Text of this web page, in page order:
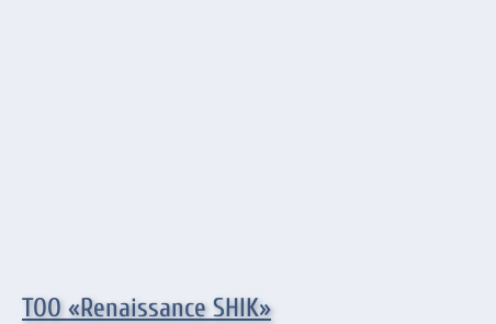
ТОО «Renaissance SHIK»